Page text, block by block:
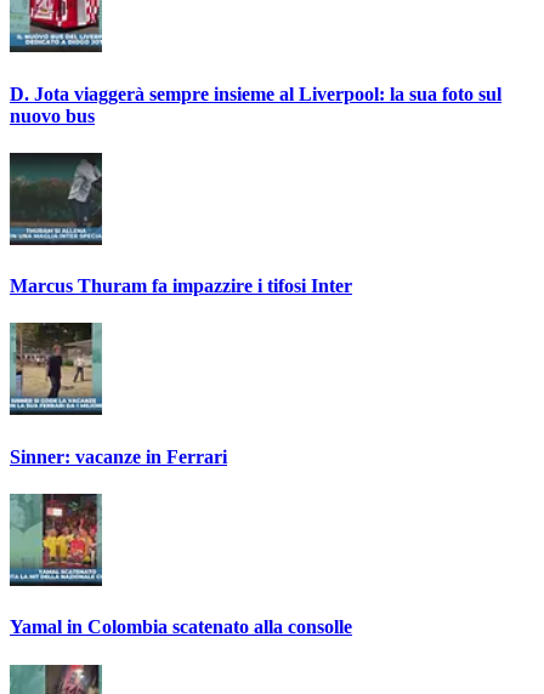
D. Jota viaggerà sempre insieme al Liverpool: la sua foto sul
nuovo bus
Marcus Thuram fa impazzire i tifosi Inter
Sinner: vacanze in Ferrari
Yamal in Colombia scatenato alla consolle